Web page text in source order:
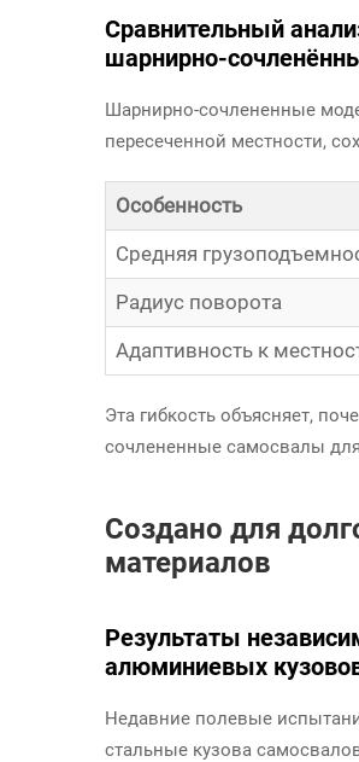
Сравнительный
шарнирно-
Шарнирно-сочлененные
пересеченной местности,
Особенность
Средняя
Радиус поворота
Адаптивность к
Эта гибкость объясняет,
сочлененные самосвалы
Создано для
материалов
Результаты
алюминиевых
Недавние полевые
стальные кузова